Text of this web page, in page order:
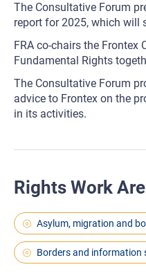
The Consultative Forum
report for 2025, which will
FRA co-chairs the Frontex
Fundamental Rights
The Consultative Forum
advice to Frontex on the
in its activities.
Rights Work
Asylum, migration and
Borders and information